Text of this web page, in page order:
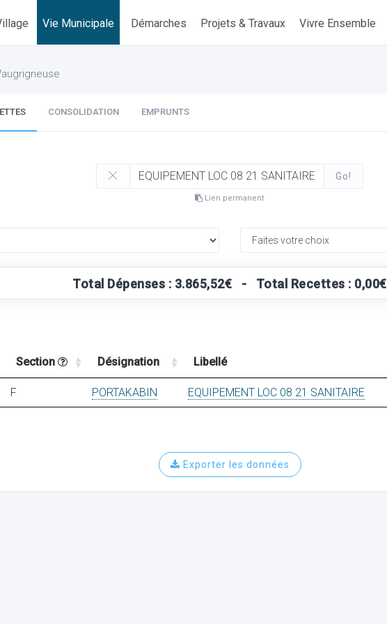
Vie Municipale Démarches Projets & Travaux Vivre Ensemble
CONSOLIDATION EMPRUNTS
Go!
Lien permanent
Total Dépenses : 3.865,52€ - Total Recettes : 0,00€
Section Désignation Libellé
F PORTAKABIN EQUIPEMENT LOC 08 21 SANITAIRE
Exporter les données